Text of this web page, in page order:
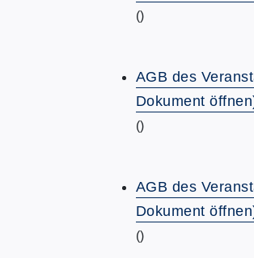
()
AGB des
Dokument
()
AGB des
Dokument
()